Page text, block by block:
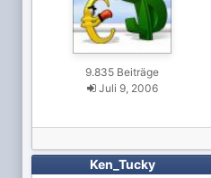
9.835 Beiträge
Juli 9, 2006
Ken_Tucky